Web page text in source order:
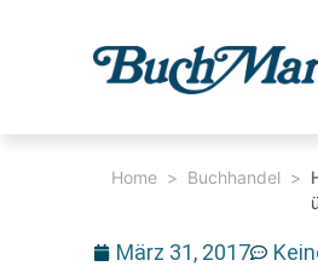
Home > Buchhandel >
März 31, 2017